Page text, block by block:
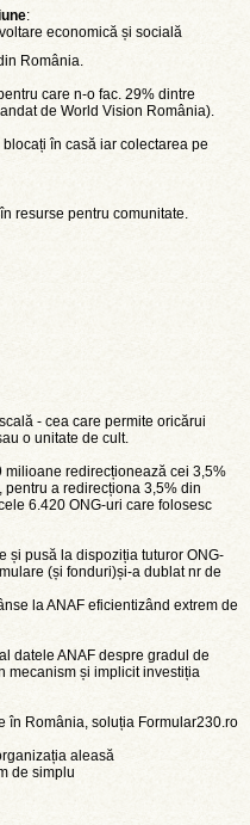
:
economică și socială
România.
care n-o fac. 29% dintre
de World Vision România).
în casă iar colectarea pe
resurse pentru comunitate.
- cea care permite oricărui
o unitate de cult.
milioane redirecționează cei 3,5%
a redirecționa 3,5% din
6.420 ONG-uri care folosesc
și pusă la dispoziția tuturor ONG-
(și fonduri)și-a dublat nr de
la ANAF eficientizând extrem de
datele ANAF despre gradul de
mecanism și implicit investiția
în România, soluția Formular230.ro
aleasă
de simplu